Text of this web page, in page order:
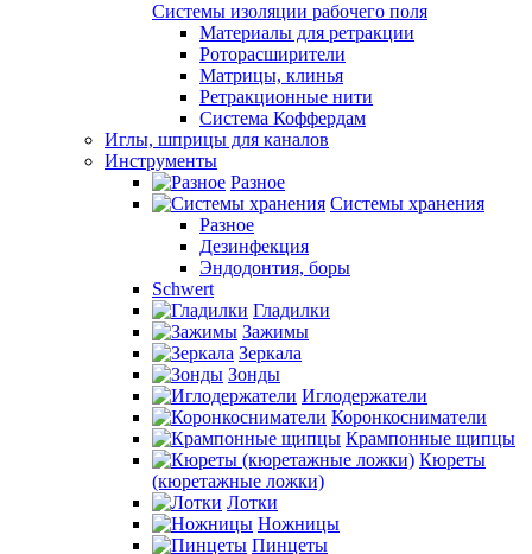
Системы изоляции рабочего поля
Материалы для ретракции
Роторасширители
Матрицы, клинья
Ретракционные нити
Система Коффердам
Иглы, шприцы для каналов
Инструменты
Разное
Системы хранения
Разное
Дезинфекция
Эндодонтия, боры
Schwert
Гладилки
Зажимы
Зеркала
Зонды
Иглодержатели
Коронкосниматели
Крампонные щипцы
Кюреты
(кюретажные ложки)
Лотки
Ножницы
Пинцеты